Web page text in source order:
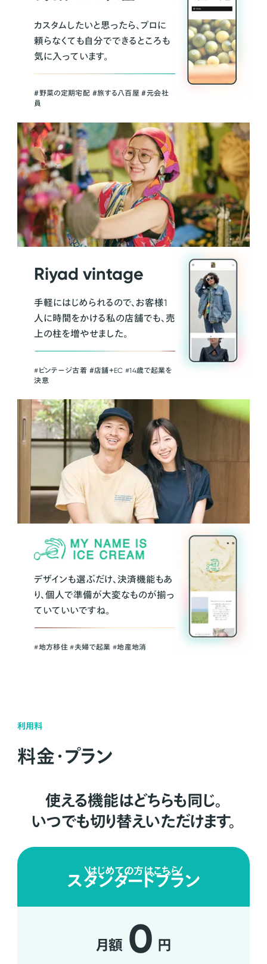
カスタムしたいと思ったら、プロに
頼らなくても自分でできるところも
気に入っています。
＃野菜の定期宅配 ＃旅する八百屋 ＃元会社
員
Riyad vintage
手軽にはじめられるので、お客様1
人に時間をかける私の店舗でも、売
上の柱を増やせました。
#ビンテージ古着 ＃店舗＋EC #14歳で起業を
決意
デザインも選ぶだけ、決済機能もあ
り、個人で準備が大変なものが揃っ
ていていいですね。
#地方移住 #夫婦で起業 #地産地消
利用料
料金・プラン
使える機能はどちらも同じ。
いつでも切り替えいただけます。
はじめての方はこちら
スタンダードプラン
月額 0 円